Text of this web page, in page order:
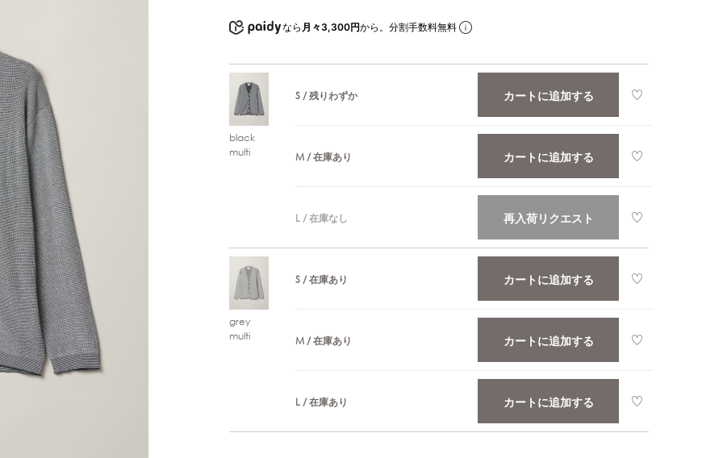
なら 月々3,300円から。分割手数料無料
black
multi
S / 残りわずか カートに追加する
M / 在庫あり カートに追加する
L / 在庫なし 再入荷リクエスト
grey
multi
S / 在庫あり カートに追加する
M / 在庫あり カートに追加する
L / 在庫あり カートに追加する